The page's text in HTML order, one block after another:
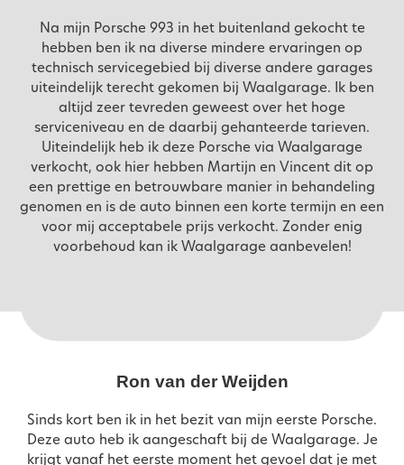
Na mijn Porsche 993 in het buitenland gekocht te
hebben ben ik na diverse mindere ervaringen op
technisch servicegebied bij diverse andere garages
uiteindelijk terecht gekomen bij Waalgarage. Ik ben
altijd zeer tevreden geweest over het hoge
serviceniveau en de daarbij gehanteerde tarieven.
Uiteindelijk heb ik deze Porsche via Waalgarage
verkocht, ook hier hebben Martijn en Vincent dit op
een prettige en betrouwbare manier in behandeling
genomen en is de auto binnen een korte termijn en een
voor mij acceptabele prijs verkocht. Zonder enig
voorbehoud kan ik Waalgarage aanbevelen!
Ron van der Weijden
Sinds kort ben ik in het bezit van mijn eerste Porsche.
Deze auto heb ik aangeschaft bij de Waalgarage. Je
krijgt vanaf het eerste moment het gevoel dat je met